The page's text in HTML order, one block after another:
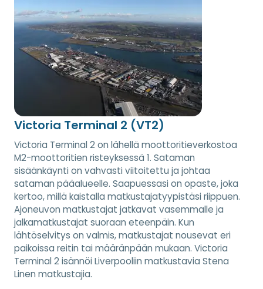
Victoria Terminal 2 (VT2)
Victoria Terminal 2 on lähellä moottoritieverkostoa
M2-moottoritien risteyksessä 1. Sataman
sisäänkäynti on vahvasti viitoitettu ja johtaa
sataman pääalueelle. Saapuessasi on opaste, joka
kertoo, millä kaistalla matkustajatyypistäsi riippuen.
Ajoneuvon matkustajat jatkavat vasemmalle ja
jalkamatkustajat suoraan eteenpäin. Kun
lähtöselvitys on valmis, matkustajat nousevat eri
paikoissa reitin tai määränpään mukaan. Victoria
Terminal 2 isännöi Liverpooliin matkustavia Stena
Linen matkustajia.